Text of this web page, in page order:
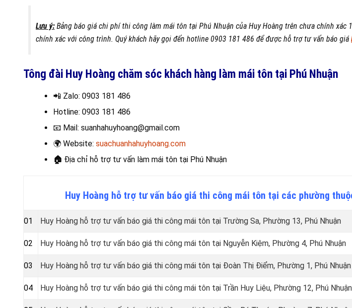
Lưu ý: Bảng báo giá chi phí thi công làm mái tôn tại Phú Nhuận của Huy Hoàng trên chưa chính xác
chính xác với công trình. Quý khách hãy gọi đến hotline 0903 181 486 để được hỗ trợ tư vấn báo giá
Tông đài Huy Hoàng chăm sóc khách hàng làm mái tôn tại Phú Nhuận
📲 Zalo: 0903 181 486
Hotline: 0903 181 486
📧 Mail: suanhahuyhoang@gmail.com
🌍 Website: suachuanhahuyhoang.com
🏠 Địa chỉ hỗ trợ tư vấn làm mái tôn tại Phú Nhuận
Huy Hoàng hỗ trợ tư vấn báo giá thi công mái tôn tại các phường
01 Huy Hoàng hỗ trợ tư vấn báo giá thi công mái tôn tại Trường Sa, Phường 13, Phú Nhuận
02 Huy Hoàng hỗ trợ tư vấn báo giá thi công mái tôn tại Nguyễn Kiệm, Phường 4, Phú Nhuận
03 Huy Hoàng hỗ trợ tư vấn báo giá thi công mái tôn tại Đoàn Thị Điểm, Phường 1, Phú Nhuận
04 Huy Hoàng hỗ trợ tư vấn báo giá thi công mái tôn tại Trần Huy Liệu, Phường 12, Phú Nhuận